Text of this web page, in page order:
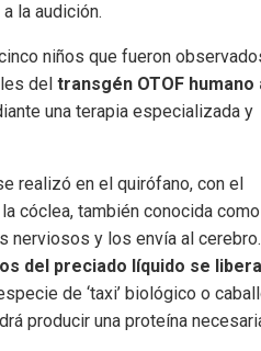
la audición.
niños que fueron
del transgén OTOF humano
una terapia especializada y
realizó en el quirófano, con el
cóclea, también conocida como
nerviosos y los envía al cerebro.
del preciado líquido se
de ‘taxi’ biológico o
producir una proteína